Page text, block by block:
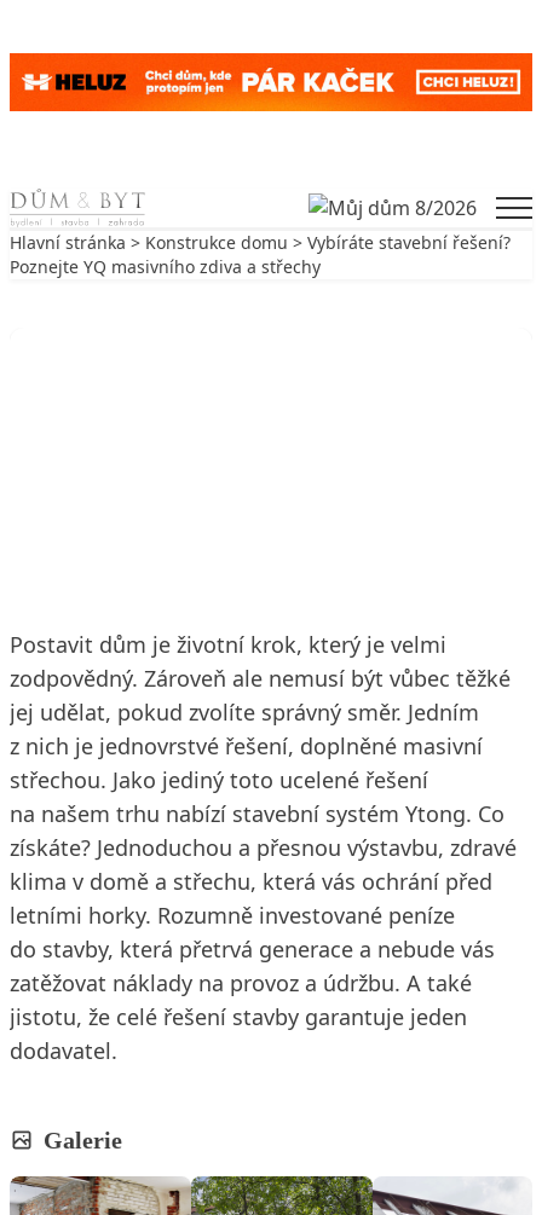
Skip to content
Hlavní stránka > Konstrukce domu > Vybíráte stavební řešení?
Poznejte YQ masivního zdiva a střechy
Postavit dům je životní krok, který je velmi
zodpovědný. Zároveň ale nemusí být vůbec těžké
jej udělat, pokud zvolíte správný směr. Jedním
z nich je jednovrstvé řešení, doplněné masivní
střechou. Jako jediný toto ucelené řešení
na našem trhu nabízí stavební systém Ytong. Co
získáte? Jednoduchou a přesnou výstavbu, zdravé
klima v domě a střechu, která vás ochrání před
letními horky. Rozumně investované peníze
do stavby, která přetrvá generace a nebude vás
zatěžovat náklady na provoz a údržbu. A také
jistotu, že celé řešení stavby garantuje jeden
dodavatel.
Galerie